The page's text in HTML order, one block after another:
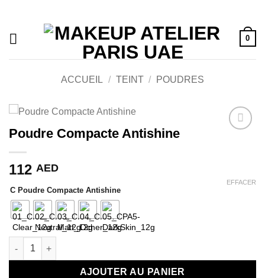
contenu
0
ACCUEIL / TEINT / POUDRES
Poudre Compacte Antishine
112 AED
C Poudre Compacte Antishine
EFFACER
quantité de Poudre Compacte Antishine
AJOUTER AU PANIER